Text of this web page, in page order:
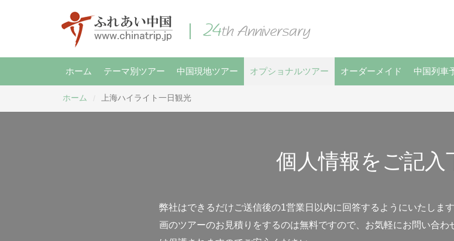
ホーム テーマ別ツアー 中国現地ツアー オプショナルツアー オーダーメイド 中国列車
ホーム 上海ハイライト一日観光
個人情報をご記入
弊社はできるだけご送信後の1営業日以内に回答するようにいたしま
画のツアーのお見積りをするのは無料ですので、お気軽にお問い合